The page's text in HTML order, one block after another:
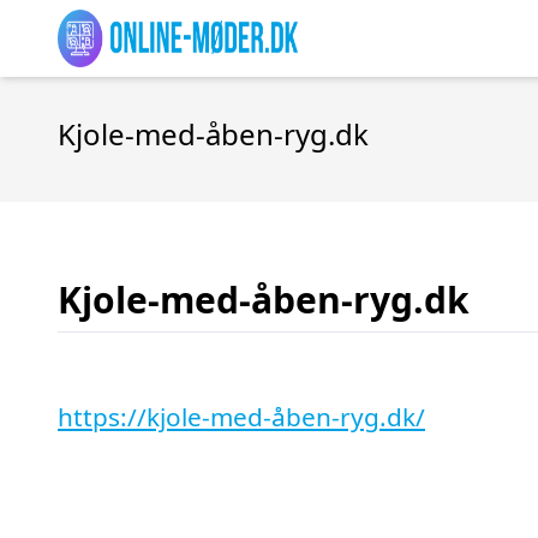
Kjole-med-åben-ryg.dk
Kjole-med-åben-ryg.dk
https://kjole-med-åben-ryg.dk/